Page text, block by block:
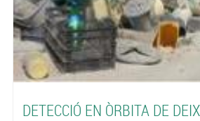
DETECCIÓ EN ÒRBITA DE